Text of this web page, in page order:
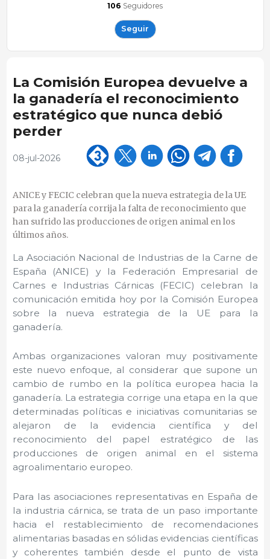
106 Seguidores
Seguir
La Comisión Europea devuelve a
la ganadería el reconocimiento
estratégico que nunca debió
perder
08-jul-2026
ANICE y FECIC celebran que la nueva estrategia de la UE
para la ganadería corrija la falta de reconocimiento que
han sufrido las producciones de origen animal en los
últimos años.
La Asociación Nacional de Industrias de la Carne de
España (ANICE) y la Federación Empresarial de
Carnes e Industrias Cárnicas (FECIC) celebran la
comunicación emitida hoy por la Comisión Europea
sobre la nueva estrategia de la UE para la
ganadería.
Ambas organizaciones valoran muy positivamente
este nuevo enfoque, al considerar que supone un
cambio de rumbo en la política europea hacia la
ganadería. La estrategia corrige una etapa en la que
determinadas políticas e iniciativas comunitarias se
alejaron de la evidencia científica y del
reconocimiento del papel estratégico de las
producciones de origen animal en el sistema
agroalimentario europeo.
Para las asociaciones representativas en España de
la industria cárnica, se trata de un paso importante
hacia el restablecimiento de recomendaciones
alimentarias basadas en sólidas evidencias científicas
y coherentes también desde el punto de vista